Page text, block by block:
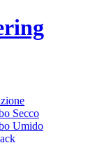
Secco
Umido